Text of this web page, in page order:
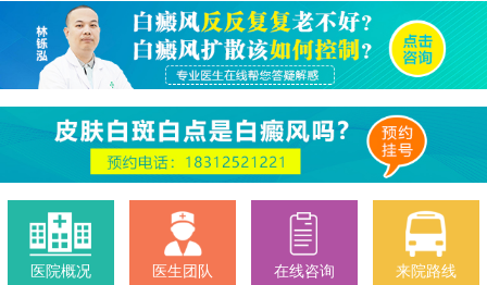
医院概况 医生团队 在线咨询 来院路线